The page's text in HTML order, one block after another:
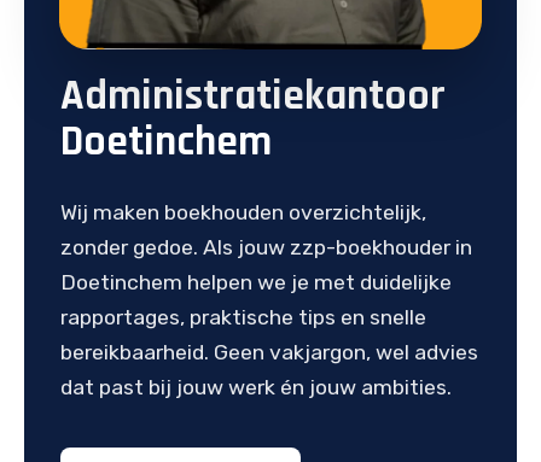
Administratiekantoor
Doetinchem
Wij maken boekhouden overzichtelijk,
zonder gedoe. Als jouw zzp-boekhouder in
Doetinchem helpen we je met duidelijke
rapportages, praktische tips en snelle
bereikbaarheid. Geen vakjargon, wel advies
dat past bij jouw werk én jouw ambities.